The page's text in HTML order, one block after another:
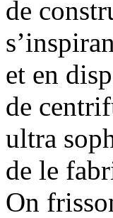
de
et en
de
ultra
de le
On